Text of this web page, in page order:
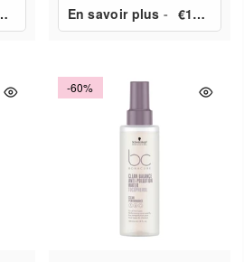
€3,24 En savoir plus - €13,40
-60%